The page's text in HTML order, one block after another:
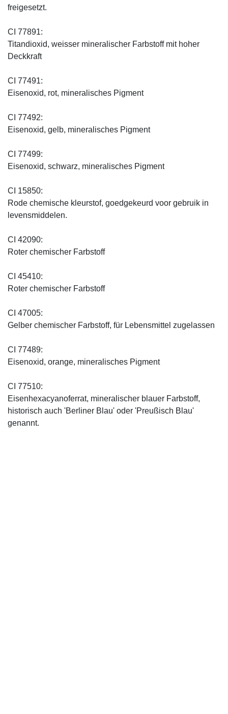
freigesetzt.
CI 77891:
Titandioxid, weisser mineralischer Farbstoff mit hoher
Deckkraft
CI 77491:
Eisenoxid, rot, mineralisches Pigment
CI 77492:
Eisenoxid, gelb, mineralisches Pigment
CI 77499:
Eisenoxid, schwarz, mineralisches Pigment
CI 15850:
Rode chemische kleurstof, goedgekeurd voor gebruik in
levensmiddelen.
CI 42090:
Roter chemischer Farbstoff
CI 45410:
Roter chemischer Farbstoff
CI 47005:
Gelber chemischer Farbstoff, für Lebensmittel zugelassen
CI 77489:
Eisenoxid, orange, mineralisches Pigment
CI 77510:
Eisenhexacyanoferrat, mineralischer blauer Farbstoff,
historisch auch 'Berliner Blau' oder 'Preußisch Blau'
genannt.